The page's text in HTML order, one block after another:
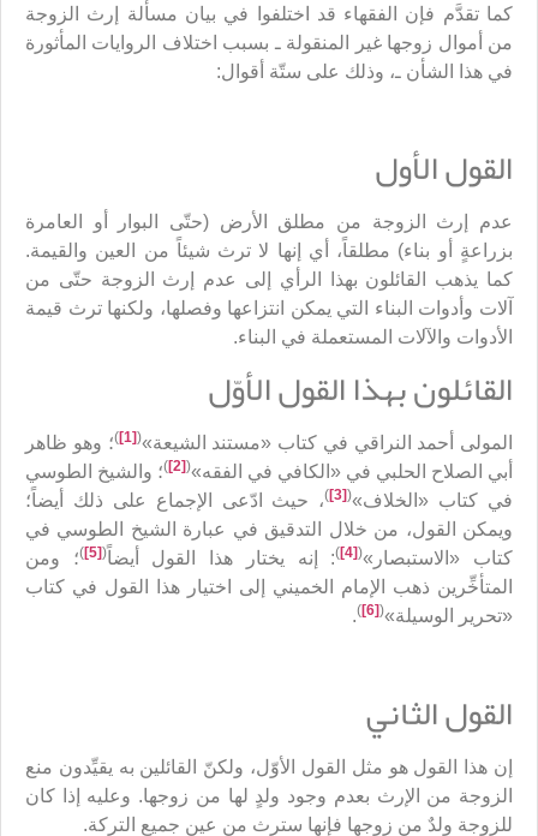
كما تقدَّم فإن الفقهاء قد اختلفوا في بيان مسألة إرث الزوجة
من أموال زوجها غير المنقولة ـ بسبب اختلاف الروايات المأثورة
في هذا الشأن ـ، وذلك على ستّة أقوال:
القول الأول
عدم إرث الزوجة من مطلق الأرض (حتّى البوار أو العامرة
بزراعةٍ أو بناء) مطلقاً، أي إنها لا ترث شيئاً من العين والقيمة.
كما يذهب القائلون بهذا الرأي إلى عدم إرث الزوجة حتّى من
آلات وأدوات البناء التي يمكن انتزاعها وفصلها، ولكنها ترث قيمة
الأدوات والآلات المستعملة في البناء.
القائلون بهذا القول الأوّل
المولى أحمد النراقي في كتاب «مستند الشيعة»(
[1]
)؛ وهو ظاهر
أبي الصلاح الحلبي في «الكافي في الفقه»(
[2]
)؛ والشيخ الطوسي
في كتاب «الخلاف»(
[3]
)، حيث ادّعى الإجماع على ذلك أيضاً؛
ويمكن القول، من خلال التدقيق في عبارة الشيخ الطوسي في
كتاب «الاستبصار»(
[4]
): إنه يختار هذا القول أيضاً(
[5]
)؛ ومن
المتأخِّرين ذهب الإمام الخميني إلى اختيار هذا القول في كتاب
«تحرير الوسيلة»(
[6]
)
.
القول الثاني
إن هذا القول هو مثل القول الأوّل، ولكنّ القائلين به يقيِّدون منع
الزوجة من الإرث بعدم وجود ولدٍ لها من زوجها. وعليه إذا كان
للزوجة ولدٌ من زوجها فإنها سترث من عين جميع التركة.